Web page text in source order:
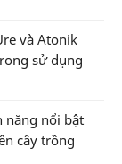
và Atonik
sử dụng
năng nổi bật
cây trồng